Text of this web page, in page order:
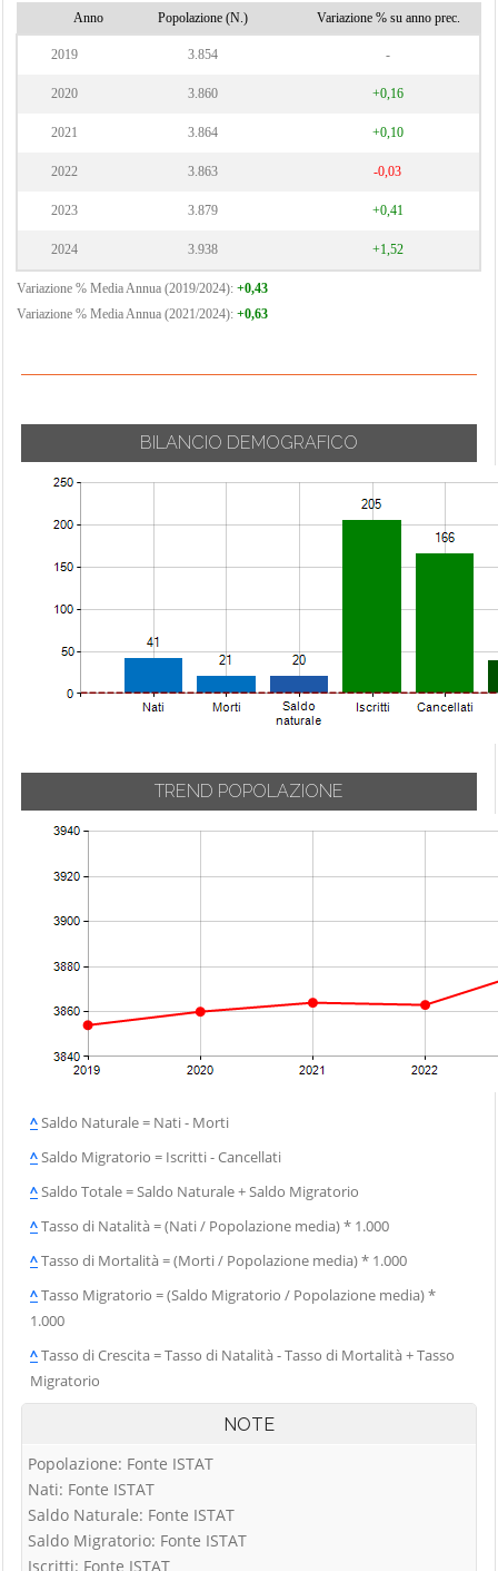
Cermenate
Cernobbio
Cirimido
Colonno
Moltrasio
Monguzzo
Montemezzo
Anno Popolazione (N.) Variazione % su anno prec.
2019 3.854 -
2020 3.860 +0,16
2021 3.864 +0,10
2022 3.863 -0,03
2023 3.879 +0,41
2024 3.938 +1,52
Variazione % Media Annua (2019/2024): +0,43
Variazione % Media Annua (2021/2024): +0,63
BILANCIO DEMOGRAFICO
TREND POPOLAZIONE
^Saldo Naturale = Nati - Morti
^Saldo Migratorio = Iscritti - Cancellati
^Saldo Totale = Saldo Naturale + Saldo Migratorio
^Tasso di Natalità = (Nati / Popolazione media) * 1.000
^Tasso di Mortalità = (Morti / Popolazione media) * 1.000
^Tasso Migratorio = (Saldo Migratorio / Popolazione media) *
1.000
^Tasso di Crescita = Tasso di Natalità - Tasso di Mortalità + Tasso
Migratorio
NOTE
Popolazione: Fonte ISTAT
Nati: Fonte ISTAT
Saldo Naturale: Fonte ISTAT
Saldo Migratorio: Fonte ISTAT
Iscritti: Fonte ISTAT